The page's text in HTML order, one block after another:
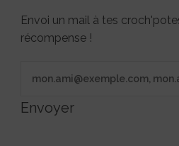
Envoi un mail à tes
récompense !
Envoyer